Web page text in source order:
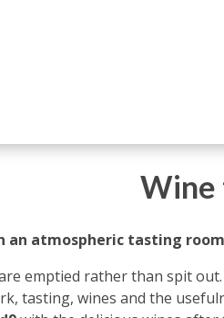
Wine
an atmospheric tasting
emptied rather than spit out.
tasting, wines and the